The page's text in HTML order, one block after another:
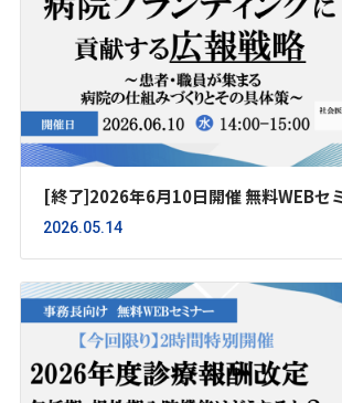
[終了]2026年6月10日開催 無料WEBセ
2026.05.14